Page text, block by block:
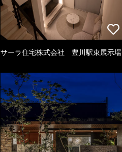
サーラ住宅株式会社 豊川駅東展示場